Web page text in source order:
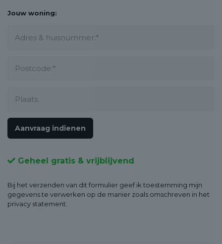
Jouw woning:
Geheel gratis & vrijblijvend
Bij het verzenden van dit formulier geef ik toestemming mijn
gegevens te verwerken op de manier zoals omschreven in het
privacy statement.